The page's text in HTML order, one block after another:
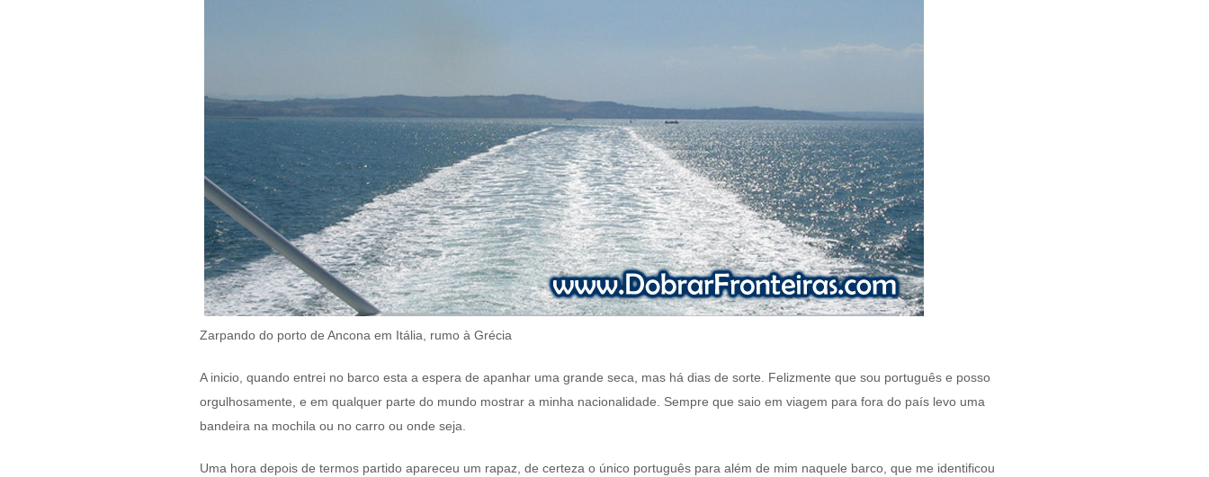
Zarpando do porto de Ancona em Itália, rumo à Grécia
A inicio, quando entrei no barco esta a espera de apanhar uma grande seca, mas há dias de sorte. Felizmente que sou português e posso
orgulhosamente, e em qualquer parte do mundo mostrar a minha nacionalidade. Sempre que saio em viagem para fora do país levo uma
bandeira na mochila ou no carro ou onde seja.
Uma hora depois de termos partido apareceu um rapaz, de certeza o único português para além de mim naquele barco, que me identificou